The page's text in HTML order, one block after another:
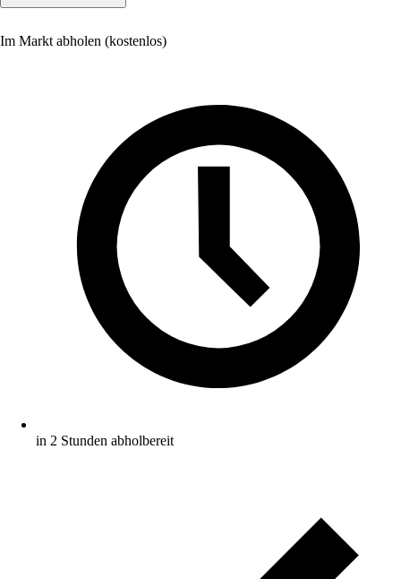
Im Markt abholen (kostenlos)
in 2 Stunden abholbereit